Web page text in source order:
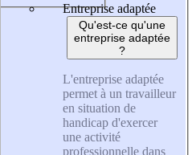
Entreprise adaptée
Qu'est-ce qu'une
entreprise adaptée
?
L'entreprise adaptée
permet à un travailleur
en situation de
handicap d'exercer
une activité
professionnelle dans